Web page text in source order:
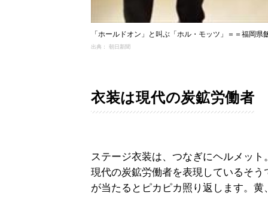
「ホールドオン」と叫ぶ「ホル・モッツ」＝＝福岡県
出典： 朝日新聞
衣装は現代の炭鉱労働者
ステージ衣装は、つなぎにヘルメッ
現代の炭鉱労働者を表現しているそ
が当たるとピカピカ照り返します。